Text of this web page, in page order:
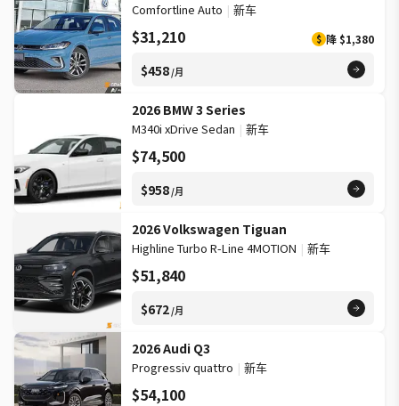
Comfortline Auto | 新车
$31,210 $ 降 $1,380
$458/月
2026 BMW 3 Series
M340i xDrive Sedan | 新车
$74,500
$958/月
2026 Volkswagen Tiguan
Highline Turbo R-Line 4MOTION | 新车
$51,840
$672/月
2026 Audi Q3
Progressiv quattro | 新车
$54,100